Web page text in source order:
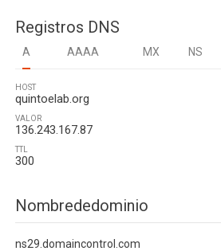
Registros DNS
A AAAA MX NS
HOST
quintoelab.org
VALOR
136.243.167.87
TTL
300
Nombrededominio
ns29.domaincontrol.com